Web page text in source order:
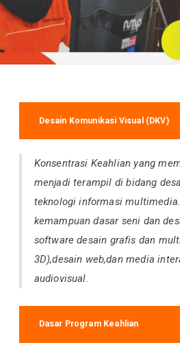
Desain Komunikasi Visual (DKV)
Konsentrasi Keahlian yang
menjadi terampil di bidang
teknologi informasi
kemampuan dasar seni dan
software desain grafis dan
3D),desain web,dan media
audiovisual.
Dasar Program Keahlian